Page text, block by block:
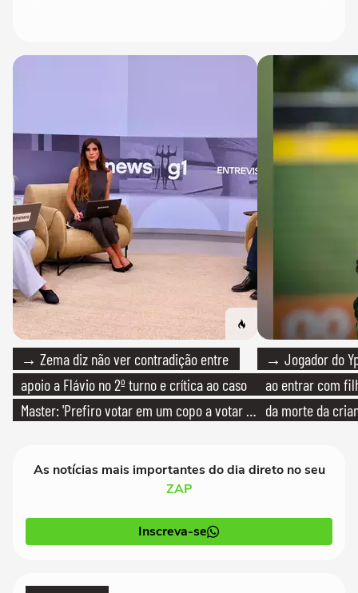
→ Zema diz não ver contradição entre
apoio a Flávio no 2º turno e crítica ao caso
Master: 'Prefiro votar em um copo a votar no
→ Jogador do
ao entrar com
da morte da
As notícias mais importantes do dia direto no seu
ZAP
Inscreva-se